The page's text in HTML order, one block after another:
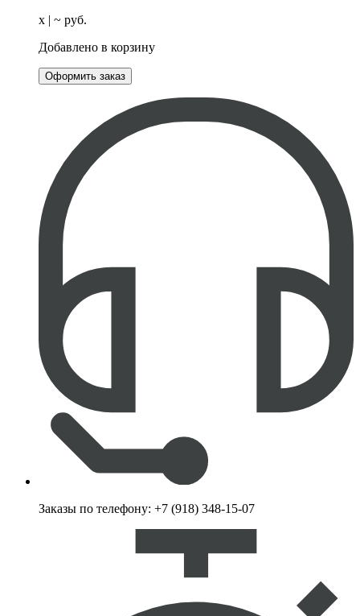
х | ~ руб.
Добавлено в корзину
Оформить заказ
Заказы по телефону: +7 (918) 348-15-07